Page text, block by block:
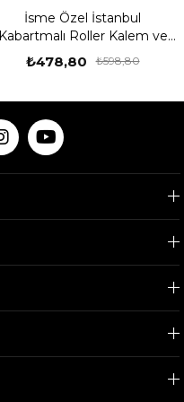
İsme Özel İstanbul
Kabartmalı Roller Kalem ve
Ahşap Kutu Seti
₺478,80 ₺598,80